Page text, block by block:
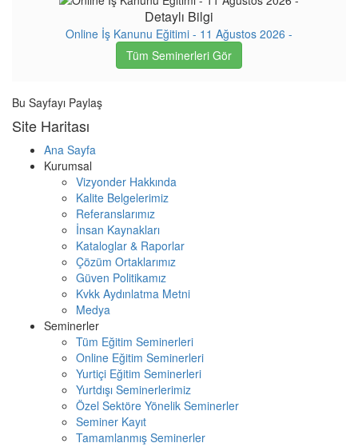
Detaylı Bilgi
Online İş Kanunu Eğitimi - 11 Ağustos 2026 -
Tüm Seminerleri Gör
Bu Sayfayı Paylaş
Site Haritası
Ana Sayfa
Kurumsal
Vizyonder Hakkında
Kalite Belgelerimiz
Referanslarımız
İnsan Kaynakları
Kataloglar & Raporlar
Çözüm Ortaklarımız
Güven Politikamız
Kvkk Aydınlatma Metni
Medya
Seminerler
Tüm Eğitim Seminerleri
Online Eğitim Seminerleri
Yurtiçi Eğitim Seminerleri
Yurtdışı Seminerlerimiz
Özel Sektöre Yönelik Seminerler
Seminer Kayıt
Tamamlanmış Seminerler